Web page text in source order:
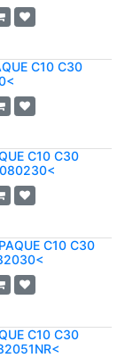
C10 C30
C10 C30
C10 C30
C10 C30